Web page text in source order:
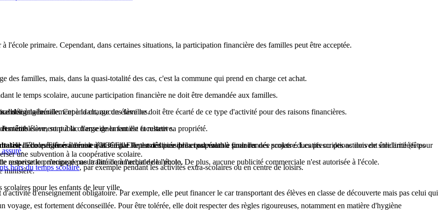
l'école primaire. Cependant, dans certaines situations, la participation financière des familles peut être acceptée.
des familles, mais, dans la quasi-totalité des cas, c'est la commune qui prend en charge cet achat.
Ils sont généralement à la charge des familles.
même élève, sont à la charge de la famille et restent sa propriété.
d'école. Elle est remise à la famille le plus tôt possible et est valable pour l'année scolaire. Les prescriptions doivent être limitées pour
ministère.
pour les enfants de leur ville.
le temps scolaire, aucune participation financière ne doit être demandée aux familles.
à la famille. Cependant, aucun élève ne doit être écarté de ce type d'activité pour des raisons financières.
.
hors du temps scolaire, par exemple pendant les activités extra-scolaires ou en centre de loisirs.
est fortement déconseillée. Pour être tolérée, elle doit respecter des règles rigoureuses, notamment en matière d'hygiène
obligatoire.
les tarifs.
établissement public d'enseignement est facultative.
de la coopération à l'école (OCCE). Elle est destinée principalement à financer des projets éducatifs ou des actions de solidarité (fêtes
une subvention à la coopérative scolaire.
d'enseignement obligatoire. Par exemple, elle peut financer le car transportant des élèves en classe de découverte mais pas celui qui
. Elle est généralement réalisée par l'intermédiaire de la coopérative scolaire.
autorisation n'engage pas la famille à l'achat de la photo.
respecte le principe de neutralité commerciale de l'école. De plus, aucune publicité commerciale n'est autorisée à l'école.